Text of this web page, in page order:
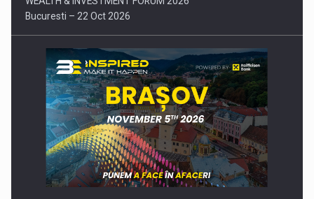
Bucuresti – 22 Oct 2026